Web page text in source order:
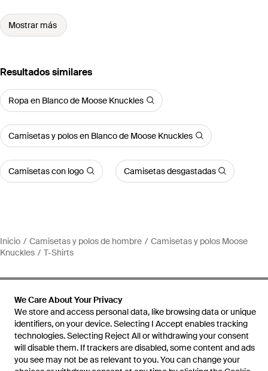
We Care About Your Privacy
We store and access personal data, like browsing data or unique
identifiers, on your device. Selecting I Accept enables tracking
technologies. Selecting Reject All or withdrawing your consent
will disable them. If trackers are disabled, some content and ads
you see may not be as relevant to you. You can change your
Mostrar más
Resultados similares
Ropa en Blanco de Moose Knuckles
Camisetas y polos en Blanco de Moose Knuckles
Camisetas con logo Camisetas desgastadas
Inicio Camisetas y polos de hombre
Camisetas y polos Moose
Knuckles
T-Shirts
Ayuda e información